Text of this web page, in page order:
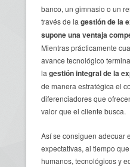
banco, un gimnasio o un
través de la gestión de la
supone una ventaja
Mientras prácticamente
avance tecnológico
la gestión integral de la
de manera estratégica el
diferenciadores que
valor que el cliente busca.
Así se consiguen adecuar
expectativas, al tiempo
humanos, tecnológicos y